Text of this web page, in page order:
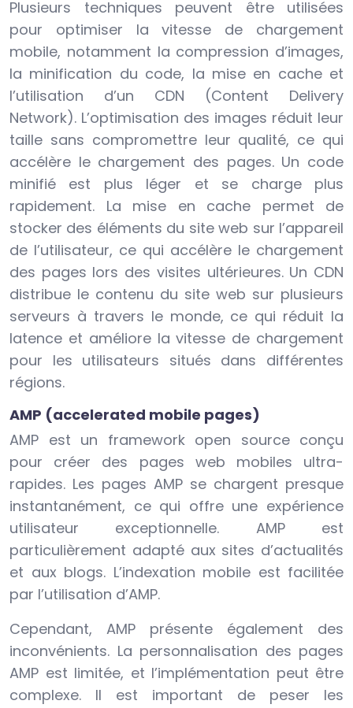
Plusieurs techniques peuvent être utilisées
pour optimiser la vitesse de chargement
mobile, notamment la compression d’images,
la minification du code, la mise en cache et
l’utilisation d’un CDN (Content Delivery
Network). L’optimisation des images réduit leur
taille sans compromettre leur qualité, ce qui
accélère le chargement des pages. Un code
minifié est plus léger et se charge plus
rapidement. La mise en cache permet de
stocker des éléments du site web sur l’appareil
de l’utilisateur, ce qui accélère le chargement
des pages lors des visites ultérieures. Un CDN
distribue le contenu du site web sur plusieurs
serveurs à travers le monde, ce qui réduit la
latence et améliore la vitesse de chargement
pour les utilisateurs situés dans différentes
régions.
AMP (accelerated mobile pages)
AMP est un framework open source conçu
pour créer des pages web mobiles ultra-
rapides. Les pages AMP se chargent presque
instantanément, ce qui offre une expérience
utilisateur exceptionnelle. AMP est
particulièrement adapté aux sites d’actualités
et aux blogs. L’indexation mobile est facilitée
par l’utilisation d’AMP.
Cependant, AMP présente également des
inconvénients. La personnalisation des pages
AMP est limitée, et l’implémentation peut être
complexe. Il est important de peser les